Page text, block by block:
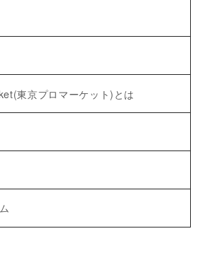
東京プロマーケット)とは